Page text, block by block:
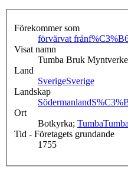
Förekommer som
förvärvat från
Visat namn
Tumba Bruk
Land
SverigeSverige
Landskap
Södermanland
Ort
Botkyrka; TumbaTumba
Tid - Företagets grundande
1755